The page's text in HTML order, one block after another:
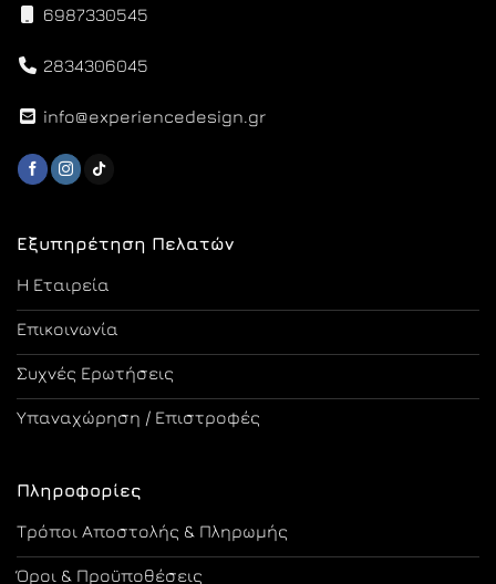
Εξυπηρέτηση Πελατών
Η Εταιρεία
Επικοινωνία
Συχνές Ερωτήσεις
Υπαναχώρηση / Επιστροφές
Πληροφορίες
Τρόποι Αποστολής & Πληρωμής
Όροι & Προϋποθέσεις
6987330545
2834306045
info@experiencedesign.gr